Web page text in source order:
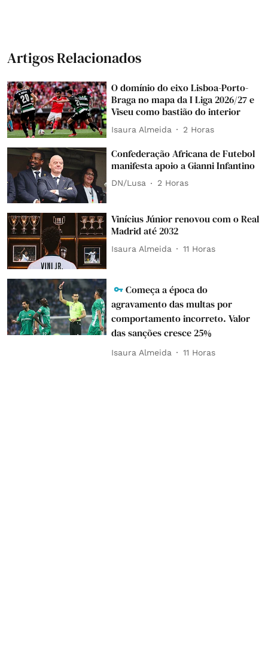
Artigos Relacionados
O domínio do eixo Lisboa-Porto-
Braga no mapa da I Liga 2026/27 e
Viseu como bastião do interior
Isaura Almeida 2 Horas
Confederação Africana de Futebol
manifesta apoio a Gianni Infantino
DN/Lusa 2 Horas
Vinícius Júnior renovou com o Real
Madrid até 2032
Isaura Almeida 11 Horas
Começa a época do
agravamento das multas por
comportamento incorreto. Valor
das sanções cresce 25%
Isaura Almeida 11 Horas